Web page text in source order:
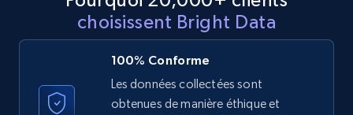
price, and more.
323+
choisissent Bright Data
100% Conforme
Les données collectées sont
obtenues de manière éthique et